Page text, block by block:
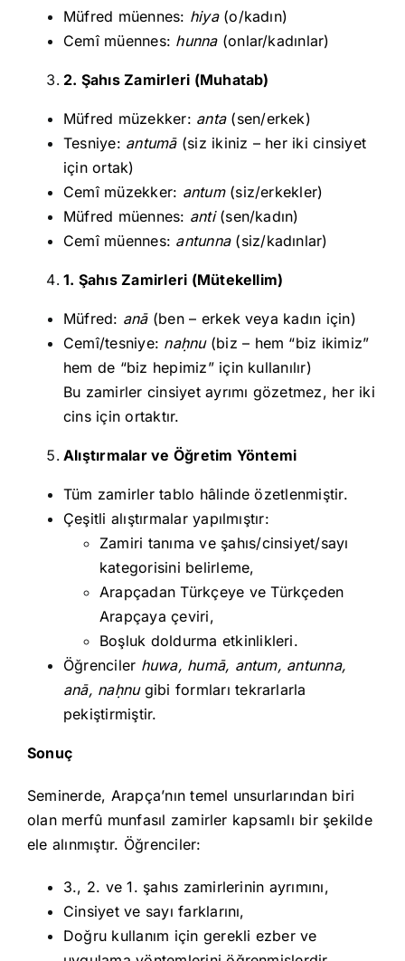
Müfred müennes: hiya(o/kadın)
Cemî müennes: hunna(onlar/kadınlar)
2. Şahıs Zamirleri (Muhatab)
Müfred müzekker: anta(sen/erkek)
Tesniye: antumā(siz ikiniz – her iki cinsiyet
için ortak)
Cemî müzekker: antum(siz/erkekler)
Müfred müennes: anti(sen/kadın)
Cemî müennes: antunna(siz/kadınlar)
1. Şahıs Zamirleri (Mütekellim)
Müfred: anā(ben – erkek veya kadın için)
Cemî/tesniye: naḥnu(biz – hem “biz ikimiz”
hem de “biz hepimiz” için kullanılır)
Bu zamirler cinsiyet ayrımı gözetmez, her iki
cins için ortaktır.
Alıştırmalar ve Öğretim Yöntemi
Tüm zamirler tablo hâlinde özetlenmiştir.
Çeşitli alıştırmalar yapılmıştır:
Zamiri tanıma ve şahıs/cinsiyet/sayı
kategorisini belirleme,
Arapçadan Türkçeye ve Türkçeden
Arapçaya çeviri,
Boşluk doldurma etkinlikleri.
Öğrenciler huwa, humā, antum, antunna,
anā, naḥnugibi formları tekrarlarla
pekiştirmiştir.
Sonuç
Seminerde, Arapça’nın temel unsurlarından biri
olan merfû munfasıl zamirler kapsamlı bir şekilde
ele alınmıştır. Öğrenciler:
3., 2. ve 1. şahıs zamirlerinin ayrımını,
Cinsiyet ve sayı farklarını,
Doğru kullanım için gerekli ezber ve